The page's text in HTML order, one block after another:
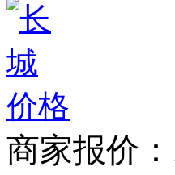
商家报价：